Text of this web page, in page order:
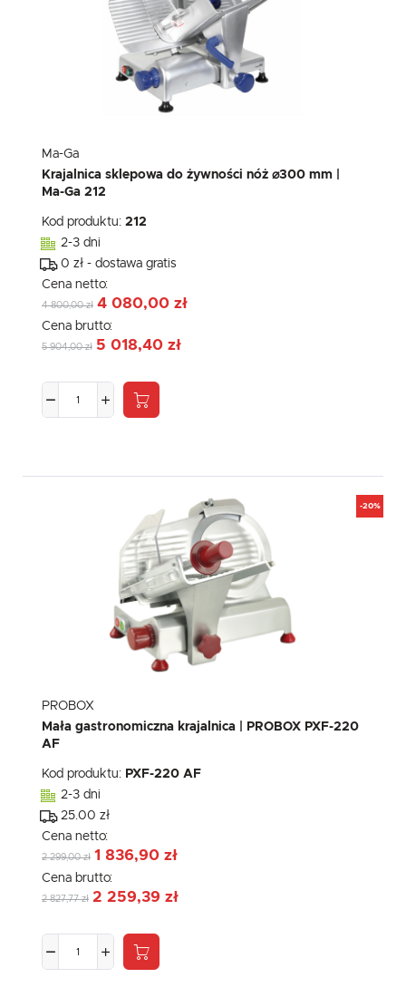
Ma-Ga
Krajalnica sklepowa do żywności nóż ⌀300 mm |
Ma-Ga 212
Kod produktu: 212
2-3 dni
0 zł - dostawa gratis
Cena netto:
4 800,00 zł 4 080,00 zł
Cena brutto:
5 904,00 zł 5 018,40 zł
-20%
PROBOX
Mała gastronomiczna krajalnica | PROBOX PXF-220
AF
Kod produktu: PXF-220 AF
2-3 dni
25.00 zł
Cena netto:
2 299,00 zł 1 836,90 zł
Cena brutto:
2 827,77 zł 2 259,39 zł